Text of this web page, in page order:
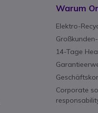
Warum
Elektro-
14-Tage
Corporate